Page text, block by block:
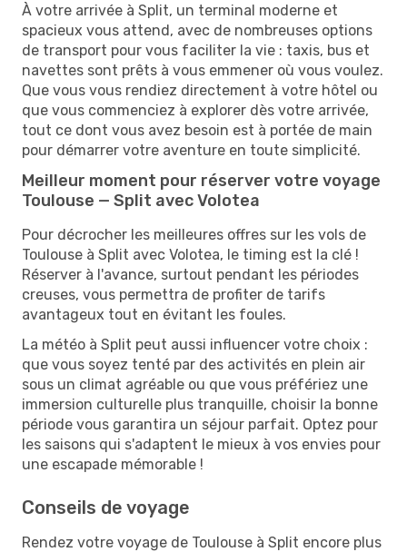
À votre arrivée à Split, un terminal moderne et
spacieux vous attend, avec de nombreuses options
de transport pour vous faciliter la vie : taxis, bus et
navettes sont prêts à vous emmener où vous voulez.
Que vous vous rendiez directement à votre hôtel ou
que vous commenciez à explorer dès votre arrivée,
tout ce dont vous avez besoin est à portée de main
pour démarrer votre aventure en toute simplicité.
Meilleur moment pour réserver votre voyage
Toulouse — Split avec Volotea
Pour décrocher les meilleures offres sur les vols de
Toulouse à Split avec Volotea, le timing est la clé !
Réserver à l'avance, surtout pendant les périodes
creuses, vous permettra de profiter de tarifs
avantageux tout en évitant les foules.
La météo à Split peut aussi influencer votre choix :
que vous soyez tenté par des activités en plein air
sous un climat agréable ou que vous préfériez une
immersion culturelle plus tranquille, choisir la bonne
période vous garantira un séjour parfait. Optez pour
les saisons qui s'adaptent le mieux à vos envies pour
une escapade mémorable !
Conseils de voyage
Rendez votre voyage de Toulouse à Split encore plus